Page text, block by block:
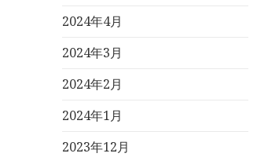
2024年4月
2024年3月
2024年2月
2024年1月
2023年12月